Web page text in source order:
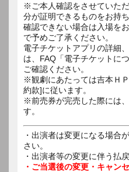
※ご本人確認をさせていた
分が証明できるものをお持ち
確認できない場合は入場を
で予めご了承ください。
電子チケットアプリの詳細
は、FAQ「電子チケットに
ご確認ください。
※観劇にあたっては吉本Ｈ
約款]に従います。
※前売券が完売した際には
す。
・出演者は変更になる場合
さい。
・出演者等の変更に伴う払
・ご当選後の変更・キャン